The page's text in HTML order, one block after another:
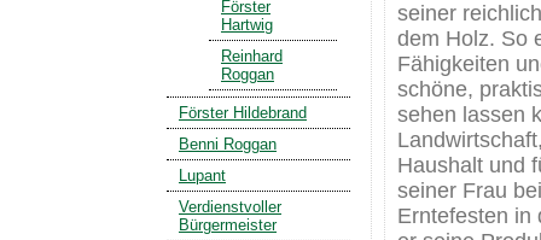
seiner
dem Holz. So
Fähigkeiten
schöne,
sehen lassen
Haushalt und
seiner Frau
Erntefesten in
Förster
Hartwig
Reinhard
Roggan
Förster Hildebrand
Benni Roggan
Lupant
Verdienstvoller
Bürgermeister